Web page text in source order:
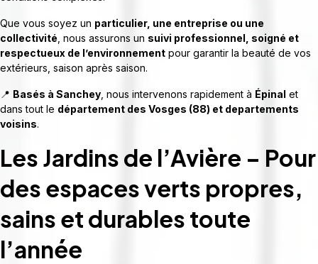
Que vous soyez un particulier, une entreprise ou une
collectivité , nous assurons un suivi professionnel, soigné et
respectueux de l’environnement pour garantir la beauté de vos
extérieurs, saison après saison.
📍 Basés à Sanchey , nous intervenons rapidement à Épinal et
dans tout le département des Vosges (88) et departements
voisins.
Les Jardins de l’Avière – Pour
des espaces verts propres,
sains et durables toute
l’année